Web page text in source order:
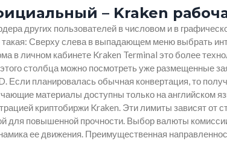
– Kraken
других пользователей в числовом и в
такая: Сверху слева в выпадающем меню выбрать
в личном кабинете Kraken Terminal это более
столбца можно посмотреть уже размещенные
Если планировалась обычная конвертация, то
материалы доступны только на английском
криптобиржи Kraken. Эти лимиты зависят от
для повышенной прочности. Выбор валюты
ее движения. Преимущественная